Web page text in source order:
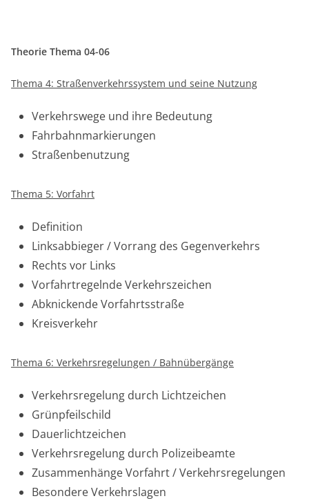
Theorie Thema 04-06
Thema 4: Straßenverkehrssystem und seine Nutzung
Verkehrswege und ihre Bedeutung
Fahrbahnmarkierungen
Straßenbenutzung
Thema 5: Vorfahrt
Definition
Linksabbieger / Vorrang des Gegenverkehrs
Rechts vor Links
Vorfahrtregelnde Verkehrszeichen
Abknickende Vorfahrtsstraße
Kreisverkehr
Thema 6: Verkehrsregelungen / Bahnübergänge
Verkehrsregelung durch Lichtzeichen
Grünpfeilschild
Dauerlichtzeichen
Verkehrsregelung durch Polizeibeamte
Zusammenhänge Vorfahrt / Verkehrsregelungen
Besondere Verkehrslagen